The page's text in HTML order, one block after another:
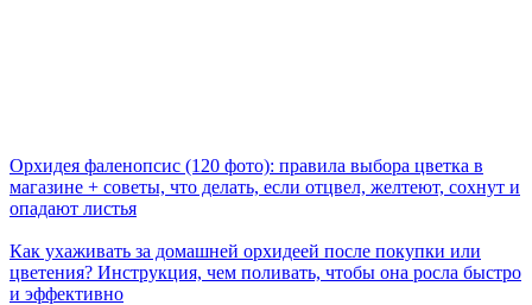
Орхидея фаленопсис (120 фото): правила выбора цветка в
магазине + советы, что делать, если отцвел, желтеют, сохнут и
опадают листья
Как ухаживать за домашней орхидеей после покупки или
цветения? Инструкция, чем поливать, чтобы она росла быстро
и эффективно